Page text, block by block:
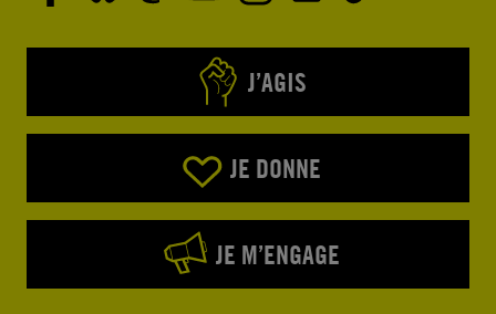
J’AGIS
JE DONNE
JE M’ENGAGE